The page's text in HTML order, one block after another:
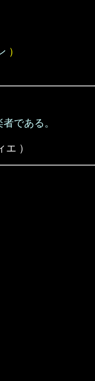
）
である。
）